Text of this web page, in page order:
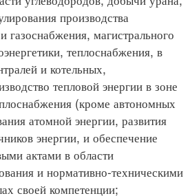
производства
газоснабжения, магистрального
теплоснабжения, в
и котельных,
тепловой энергии в зоне
(кроме автономных
атомной энергии, развития
энергии, и обеспечение
актами в области
и нормативно-техническими
своей компетенции;